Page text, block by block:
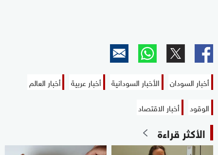
أخبار السودان الأخبار السودانية أخبار عربية
أخبار العالم
الوقود
أخبار الاقتصاد
الأكثر قراءة